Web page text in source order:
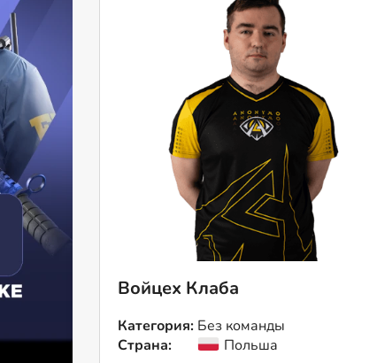
Войцех Клаба
Категория: Без команды
Страна:
Польша